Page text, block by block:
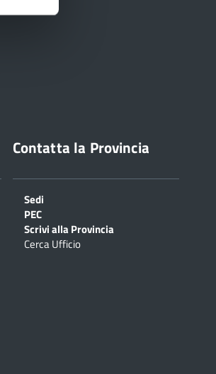
Contatta la Provincia
Sedi
PEC
Scrivi alla Provincia
Cerca Ufficio